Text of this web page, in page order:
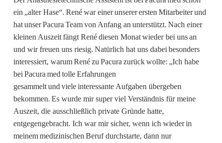
ein „alter Hase“. René war einer unserer ersten Mitarbeiter und
hat unser Pacura Team von Anfang an unterstützt. Nach einer
kleinen Auszeit fängt René diesen Monat wieder bei uns an
und wir freuen uns riesig. Natürlich hat uns dabei besonders
interessiert, warum René zu Pacura zurück wollte: „Ich habe
bei Pacura med tolle Erfahrungen
gesammelt und viele interessante Aufgaben übergeben
bekommen. Es wurde mir super viel Verständnis für meine
Auszeit, die ausschließlich private Gründe hatte,
entgegengebracht. Ich war mir sicher, wenn ich wieder in
meinem medizinischen Beruf durchstarte, dann nur